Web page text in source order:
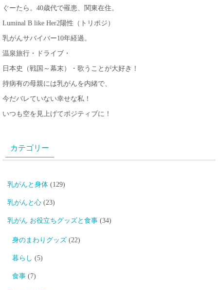
ぐーたら。40歳代で罹患、関東在住。
Luminal B like Her2陽性（トリポジ）
乳がんサバイバー10年経過。
温泉旅行・ドライブ・
日本史（戦国～幕末）・歌うことが大好き！
持病有の母親には乳がんを内緒で、
今だバレていない幸せな私！
いつも空を見上げてポジティブに！
カテゴリー
乳がんと身体 (129)
乳がんと心 (23)
乳がん お役立ちグッズと食事 (34)
身のまわりグッズ (22)
暮らし (5)
食事 (7)